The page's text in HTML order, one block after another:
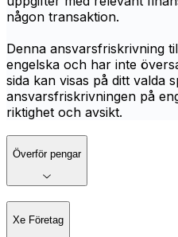
någon transaktion.
Denna ansvarsfriskrivning
engelska och har inte
sida kan visas på ditt valda
ansvarsfriskrivningen på
riktighet och avsikt.
Överför pengar
Xe Företag